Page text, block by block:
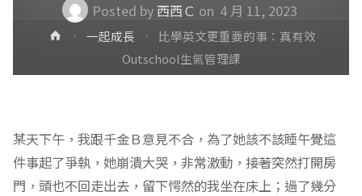
Posted by 西西Ｃ on 4 月 11, 2023
Home一起成長
比學英文更重要的事：真有效
Outschool生氣管理課
某天下午，我跟千金Ｂ意見不合，為了她該不該睡午覺這
件事起了爭執，她崩潰大哭，非常激動，接著突然打開房
門，頭也不回走出去，留下愕然的我坐在床上；過了幾分